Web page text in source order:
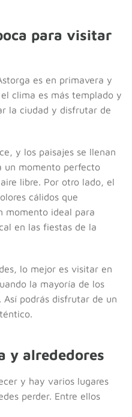
para visitar
es en primavera y
clima es más templado y
la ciudad y disfrutar de
y los paisajes se llenan
un momento perfecto
libre. Por otro lado, el
cálidos que
momento ideal para
en las fiestas de la
lo mejor es visitar en
la mayoría de los
podrás disfrutar de un
y alrededores
y hay varios lugares
perder. Entre ellos